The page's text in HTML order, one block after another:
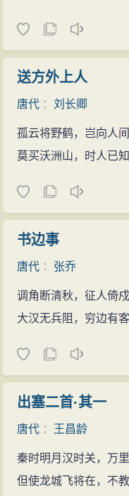
送方外上人
唐代 ：刘长卿
孤云将野鹤，岂向人间
莫买沃洲山，时人已知
书边事
唐代 ： 张乔
调角断清秋，征人倚
大汉无兵阻，穷边有
出塞二首·其一
唐代 ： 王昌龄
秦时明月汉时关，万
但使龙城飞将在，不